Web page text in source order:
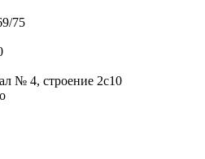
75
№ 4, строение 2с10